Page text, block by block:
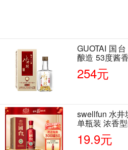
GUOTAI 国
酿造 53度酱
单瓶装
254元
swellfun 水井
单瓶装 浓香
19.9元